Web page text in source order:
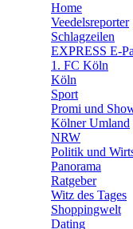
Home
Veedelsreporter
Schlagzeilen
EXPRESS E-
1. FC Köln
Köln
Sport
Promi und
Kölner Umland
NRW
Politik und
Panorama
Ratgeber
Witz des Tages
Shoppingwelt
Dating